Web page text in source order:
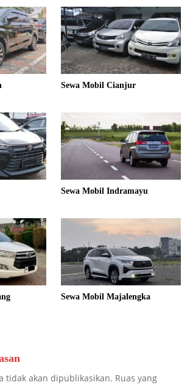
Sewa Mobil Cianjur
Sewa Mobil Indramayu
Sewa Mobil Majalengka
tidak akan dipublikasikan. Ruas yang